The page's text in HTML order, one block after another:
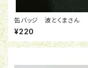
缶バッジ 波とくまさん
¥220